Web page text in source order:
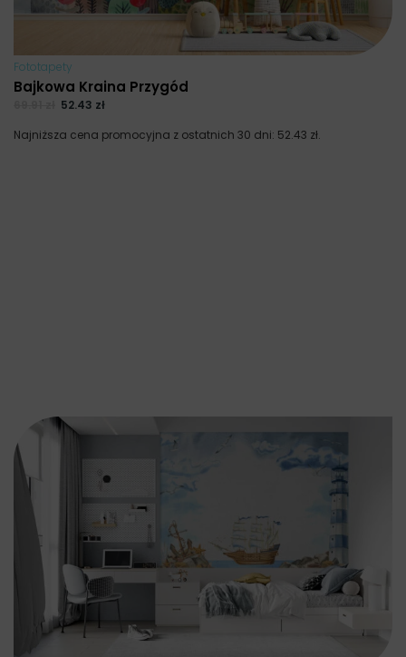
Fototapety
Bajkowa Kraina Przygód
52.43 zł
Najniższa cena promocyjna z ostatnich 30 dni: 52.43 zł.